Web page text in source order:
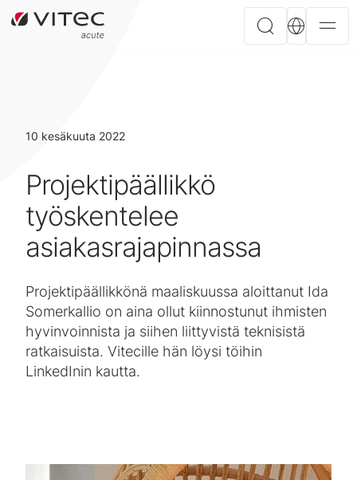
10 kesäkuuta 2022
Projektipäällikkö
työskentelee
asiakasrajapinnassa
Projektipäällikkönä maaliskuussa aloittanut Ida
Somerkallio on aina ollut kiinnostunut ihmisten
hyvinvoinnista ja siihen liittyvistä teknisistä
ratkaisuista. Vitecille hän löysi töihin
LinkedInin kautta.